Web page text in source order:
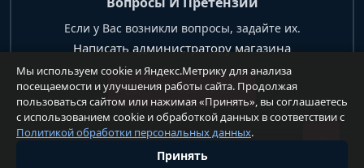
Если у Вас возникли вопросы, задайте их.
Написать администратору магазина
+7 904 62 99 428
Мы используем cookie и Яндекс.Метрику для анализа
посещаемости и улучшения работы сайта. Продолжая
пользоваться сайтом или нажимая «Принять», вы соглашаетесь
с использованием cookie и обработкой данных в соответствии с
Политикой обработки персональных данных.
Принять